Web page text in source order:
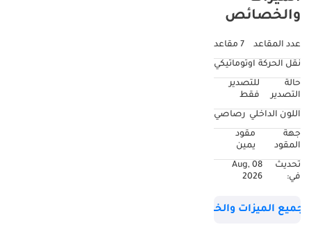
زر تشغيل، مقاعد
عجلات معدنية، دفع
رباعي، باب خلفي
درجة، مواصفات
أستراليا، فئات
والخصائص
عدد المقاعد
7 مقاعد
نقل الحركة اوتوماتيكي
حالة
التصدير
للتصدير
فقط
اللون الداخلي رصاصي
جهة
المقود
مقود
يمين
تحديث
في:
08 Aug,
2026
جميع الميزات والخصائص